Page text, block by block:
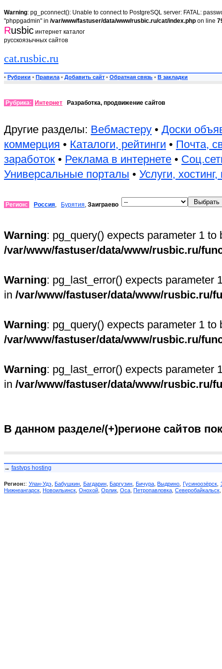
Warning: pg_pconnect(): Unable to connect to PostgreSQL server: FATAL:
"phppgadmin" in /var/www/fastuser/data/www/rusbic.ru/cat/index.php on line
Rusbic интернет каталог
русскоязычных сайтов
cat.rusbic.ru
• Рубрики • Правила • Добавить сайт • Обратная связь • В закладки
Рубрика: Интернет Разработка, продвижение сайтов
Другие разделы: Вебмастеру • Доски
коммерция • Каталоги, рейтинги • Почта,
заработок • Реклама в интернете •
Универсальные порталы • Услуги,
Регион: Россия, Бурятия, Заиграево
Warning: pg_query() expects parameter 1
/var/www/fastuser/data/www/rusbic.ru/
Warning: pg_last_error() expects parameter
in /var/www/fastuser/data/www/rusbic.ru/
Warning: pg_query() expects parameter 1
/var/www/fastuser/data/www/rusbic.ru/
Warning: pg_last_error() expects parameter
in /var/www/fastuser/data/www/rusbic.ru/
В данном разделе/(+)регионе сайтов
→ fastvps hosting
Регион:: Улан-Удэ ,Бабушкин Багдарин,Баргузин Бичура,Выдрино Гусиноозёрск,
Нижнеангарск Новоильинск Онохой Орлик Оса Петропавловка Северобайкальск